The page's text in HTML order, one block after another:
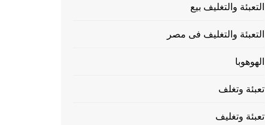
التعبئة والتغليف بيع
التعبئة والتغليف فى مصر
الهوهوبا
تعبئة وتغلف
تعبئة وتغليف